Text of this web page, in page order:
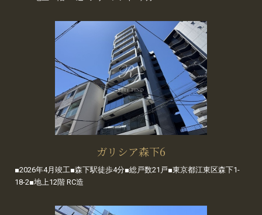
ガリシア森下6
■2026年4月竣工■森下駅徒歩4分■総戸数21戸■東京都江東区森下1-
18-2■地上12階 RC造